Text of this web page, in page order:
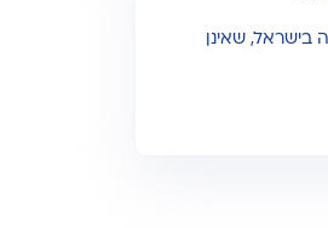
בישראל, שאינן